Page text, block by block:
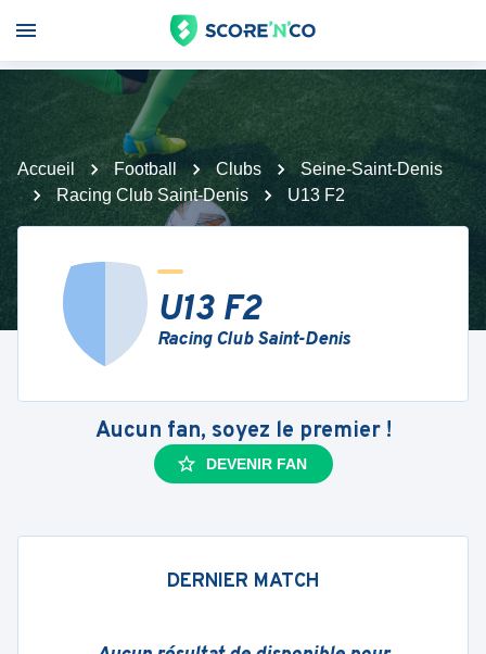
Accueil Football Clubs
Seine-Saint-Denis
Racing Club Saint-Denis
U13 F2
U13 F2
Racing Club Saint-Denis
Aucun fan, soyez le premier !
DEVENIR FAN
DERNIER MATCH